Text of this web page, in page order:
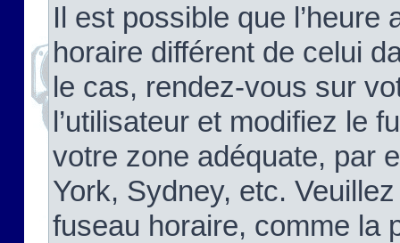
Il est possible que
horaire différent de celui
le cas, rendez-vous sur
l’utilisateur et modifiez le
votre zone adéquate, par
York, Sydney, etc.
fuseau horaire, comme la